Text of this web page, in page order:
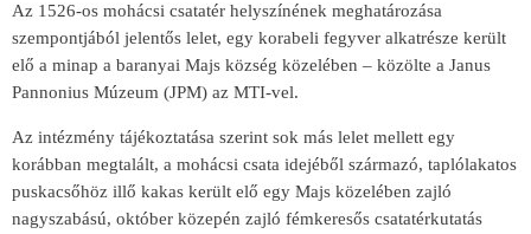
Az 1526-os mohácsi csatatér helyszínének meghatározása
szempontjából jelentős lelet, egy korabeli fegyver alkatrésze került
elő a minap a baranyai Majs község közelében – közölte a Janus
Pannonius Múzeum (JPM) az MTI-vel.
Az intézmény tájékoztatása szerint sok más lelet mellett egy
korábban megtalált, a mohácsi csata idejéből származó, taplólakatos
puskacsőhöz illő kakas került elő egy Majs közelében zajló
nagyszabású, október közepén zajló fémkeresős csatatérkutatás